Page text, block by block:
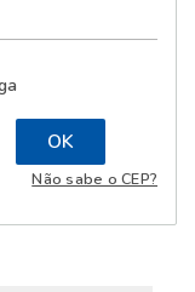
Não sabe o CEP?